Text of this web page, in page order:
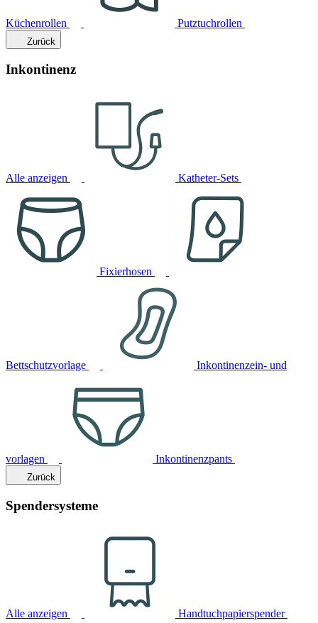
Küchenrollen Putztuchrollen
Zurück
Inkontinenz
Alle anzeigen Katheter-Sets
Fixierhosen
Bettschutzvorlage Inkontinenzein- und
vorlagen Inkontinenzpants
Zurück
Spendersysteme
Alle anzeigen Handtuchpapierspender